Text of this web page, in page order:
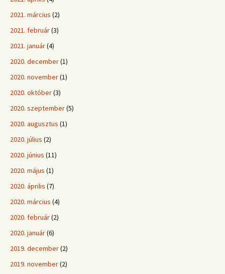
2021. március (2)
2021. február(3)
2021. január(4)
2020. december(1)
2020. november(1)
2020. október(3)
2020. szeptember(5)
2020. augusztus (1)
2020. július (2)
2020. június (11)
2020. május (1)
2020. április (7)
2020. március (4)
2020. február(2)
2020. január(6)
2019. december(2)
2019. november(2)